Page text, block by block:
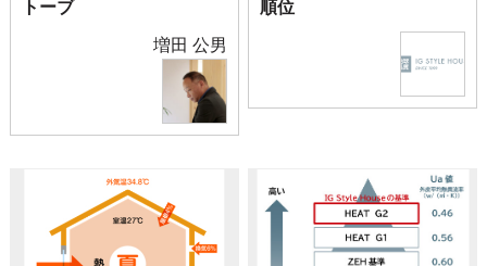
トーブ
増田 公男
順位